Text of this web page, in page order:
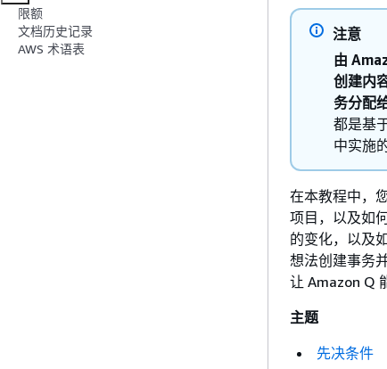
限额
文档历史记录
AWS 术语表
注意
由
创建内
务分配
都是基
中实施
在本教程中，
项目，以及如
的变化，以及
想法创建事务
让 Amazon Q
主题
先决条件